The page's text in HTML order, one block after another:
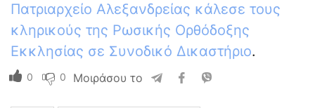
Πατριαρχείο Αλεξανδρείας κάλεσε τους
κληρικούς της Ρωσικής Ορθόδοξης
Εκκλησίας σε Συνοδικό Δικαστήριο.
0 0 Μοιράσου το